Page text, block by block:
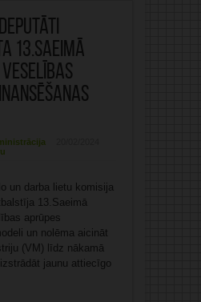
13.Saeimā
un darba lietu komisija
13.Saeimā
aprūpes
un nolēma aicināt
(VM) līdz nākamā
jaunu attiecīgo